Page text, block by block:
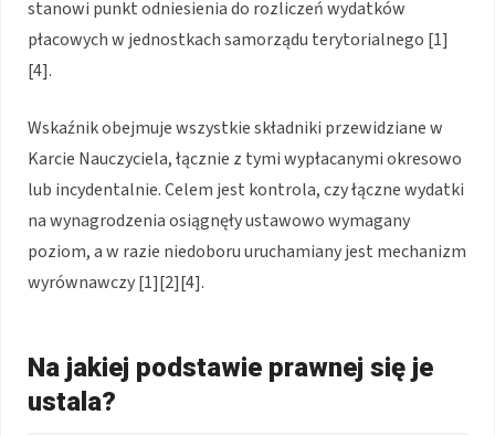
stanowi punkt odniesienia do rozliczeń wydatków
płacowych w jednostkach samorządu terytorialnego [1]
[4].
Wskaźnik obejmuje wszystkie składniki przewidziane w
Karcie Nauczyciela, łącznie z tymi wypłacanymi okresowo
lub incydentalnie. Celem jest kontrola, czy łączne wydatki
na wynagrodzenia osiągnęły ustawowo wymagany
poziom, a w razie niedoboru uruchamiany jest mechanizm
wyrównawczy [1][2][4].
Na jakiej podstawie prawnej się je
ustala?